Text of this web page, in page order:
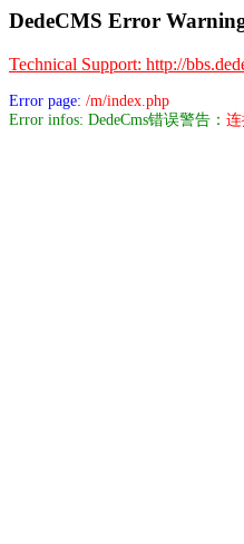
DedeCMS Error
Technical Support: http://
Error page: /m/index.php
Error infos: DedeCms错误警告：